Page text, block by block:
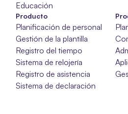
Educación
Producto
Planificación de personal
Gestión de la plantilla
Registro del tiempo
Sistema de relojería
Registro de asistencia
Sistema de declaración